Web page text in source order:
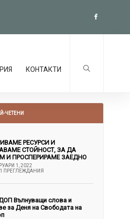
КОНТАКТИ
ЧЕТЕНИ
РЕСУРСИ И
СТОЙНОСТ, ЗА ДА
И ПРОСПЕРИРАМЕ ЗАЕДНО
1, 2022
ПРЕГЛЕЖДАНИЯ
Вълнуващи слова и
за Деня на Свободата на